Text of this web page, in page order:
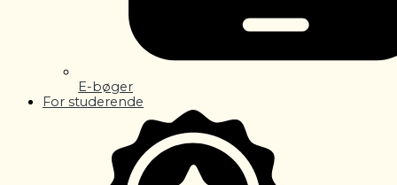
E-bøger
For studerende